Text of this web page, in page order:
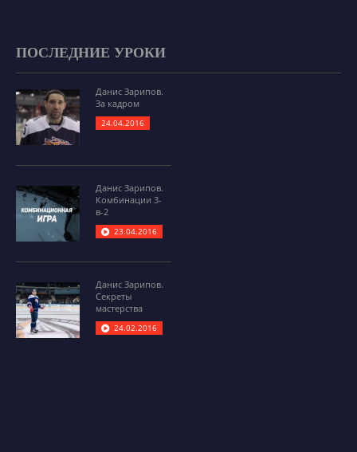
ПОСЛЕДНИЕ УРОКИ
Данис Зарипов.
За кадром
24.04.2016
Данис Зарипов.
Комбинации 3-
в-2
23.04.2016
Данис Зарипов.
Секреты
мастерства
24.02.2016